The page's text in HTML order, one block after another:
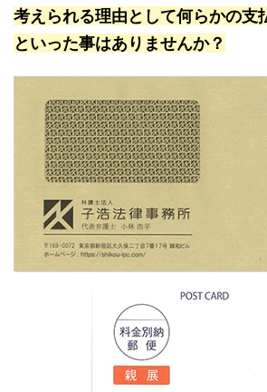
考えられる理由として何らかの支
といった事はありませんか？